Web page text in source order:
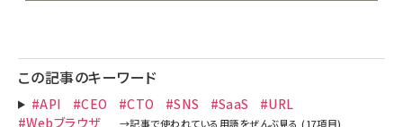
この記事のキーワード
#API #CEO #CTO #SNS #SaaS
#URL
#Webブラウザ